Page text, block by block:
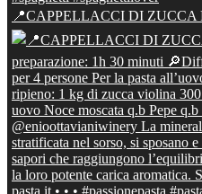
📍CAPPELLACCI DI